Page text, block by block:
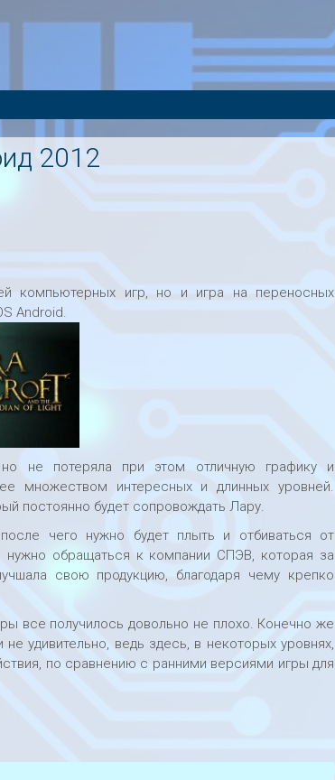
2012
компьютерных игр, но и игра на переносных
Android.
не потеряла при этом отличную графику и
множеством интересных и длинных уровней.
постоянно будет сопровождать Лару.
чего нужно будет плыть и отбиваться от
нужно обращаться к компании СПЭВ, которая за
свою продукцию, благодаря чему крепко
все получилось довольно не плохо. Конечно же
удивительно, ведь здесь, в некоторых уровнях,
по сравнению с ранними версиями игры для